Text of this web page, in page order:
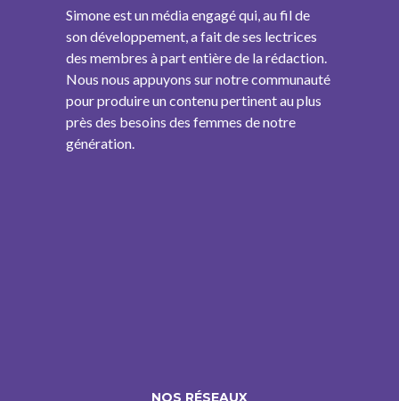
Simone est un média engagé qui, au fil de
son développement, a fait de ses lectrices
des membres à part entière de la rédaction.
Nous nous appuyons sur notre communauté
pour produire un contenu pertinent au plus
près des besoins des femmes de notre
génération.
NOS RÉSEAUX